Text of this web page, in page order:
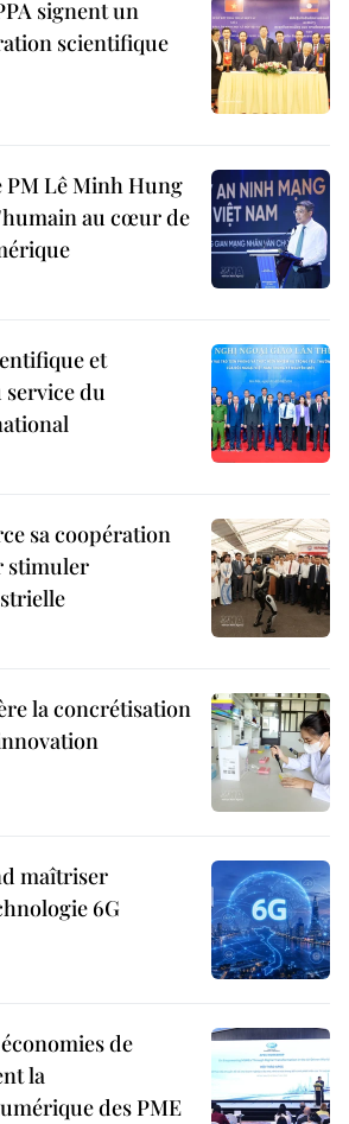
signent un
scientifique
PM Lê Minh Hung
au cœur de
et
du
sa coopération
stimuler
la concrétisation
maîtriser
6G
de
la
des PME